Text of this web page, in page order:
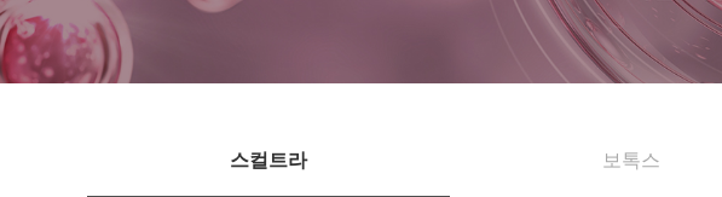
스컬트라 보톡스